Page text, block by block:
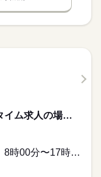
210,000円〜300,000円 ※フルタイム求人の場合は月額（換算額）、パート求人の場合は時間額を表示しています。
交替制（シフト制） 就業時間１ 8時00分〜17時00分 就業時間２ 20時00分〜5時00分 就業時間に関する特記事項 昼勤・夜勤は１週間交代のシフト制です。